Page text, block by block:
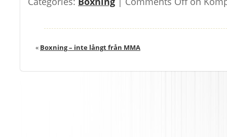
« Boxning – inte långt från MMA